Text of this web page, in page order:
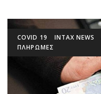
COVID 19 INTAX NEWS
ΠΛΗΡΩΜΕΣ